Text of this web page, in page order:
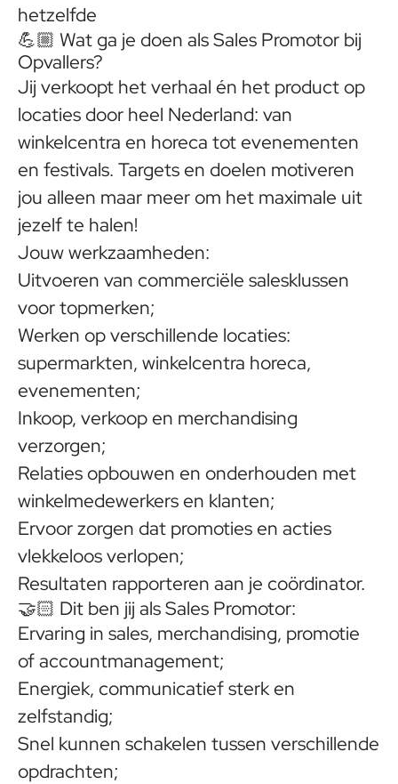
hetzelfde
💪🏼 Wat ga je doen als Sales Promotor bij
Opvallers?
Jij verkoopt het verhaal én het product op
locaties door heel Nederland: van
winkelcentra en horeca tot evenementen
en festivals. Targets en doelen motiveren
jou alleen maar meer om het maximale uit
jezelf te halen!
Jouw werkzaamheden:
Uitvoeren van commerciële salesklussen
voor topmerken;
Werken op verschillende locaties:
supermarkten, winkelcentra horeca,
evenementen;
Inkoop, verkoop en merchandising
verzorgen;
Relaties opbouwen en onderhouden met
winkelmedewerkers en klanten;
Ervoor zorgen dat promoties en acties
vlekkeloos verlopen;
Resultaten rapporteren aan je coördinator.
🤝🏻 Dit ben jij als Sales Promotor:
Ervaring in sales, merchandising, promotie
of accountmanagement;
Energiek, communicatief sterk en
zelfstandig;
Snel kunnen schakelen tussen verschillende
opdrachten;